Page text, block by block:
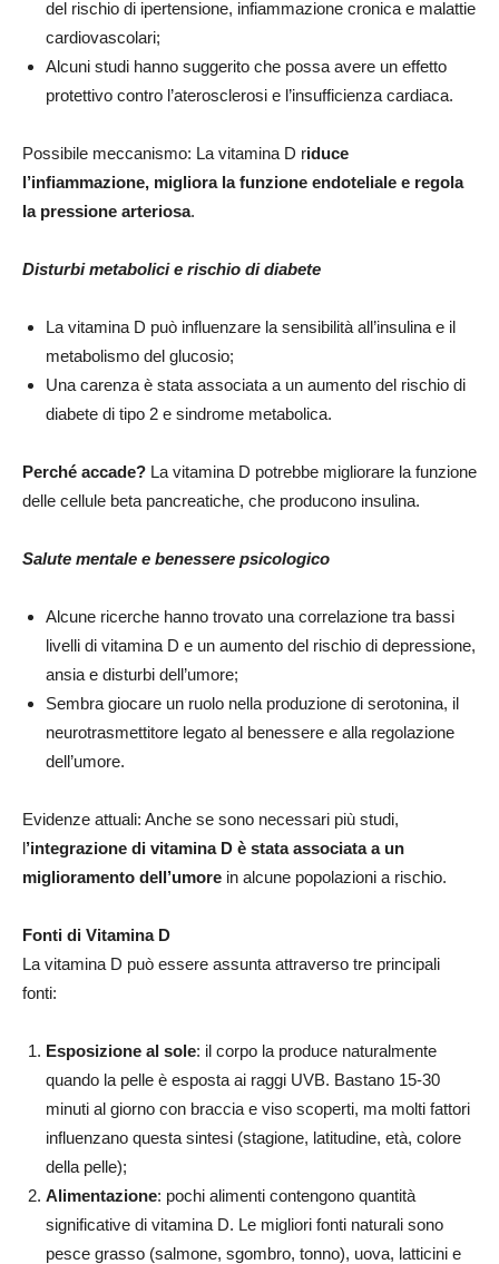
del rischio di ipertensione, infiammazione cronica e malattie
cardiovascolari;
Alcuni studi hanno suggerito che possa avere un effetto
protettivo contro l’aterosclerosi e l’insufficienza cardiaca.
Possibile meccanismo: La vitamina D riduce
l’infiammazione, migliora la funzione endoteliale e regola
la pressione arteriosa.
Disturbi metabolici e rischio di diabete
La vitamina D può influenzare la sensibilità all’insulina e il
metabolismo del glucosio;
Una carenza è stata associata a un aumento del rischio di
diabete di tipo 2 e sindrome metabolica.
Perché accade? La vitamina D potrebbe migliorare la funzione
delle cellule beta pancreatiche, che producono insulina.
Salute mentale e benessere psicologico
Alcune ricerche hanno trovato una correlazione tra bassi
livelli di vitamina D e un aumento del rischio di depressione,
ansia e disturbi dell’umore;
Sembra giocare un ruolo nella produzione di serotonina, il
neurotrasmettitore legato al benessere e alla regolazione
dell’umore.
Evidenze attuali: Anche se sono necessari più studi,
l’integrazione di vitamina D è stata associata a un
miglioramento dell’umore in alcune popolazioni a rischio.
Fonti di Vitamina D
La vitamina D può essere assunta attraverso tre principali
fonti:
Esposizione al sole: il corpo la produce naturalmente
quando la pelle è esposta ai raggi UVB. Bastano 15-30
minuti al giorno con braccia e viso scoperti, ma molti fattori
influenzano questa sintesi (stagione, latitudine, età, colore
della pelle);
Alimentazione: pochi alimenti contengono quantità
significative di vitamina D. Le migliori fonti naturali sono
pesce grasso (salmone, sgombro, tonno), uova, latticini e